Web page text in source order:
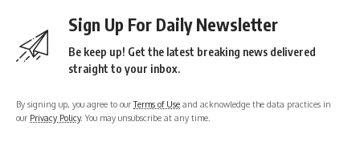
Sign Up For Daily Newsletter
Be keep up! Get the latest breaking news delivered
straight to your inbox.
By signing up, you agree to ourTerms of Use and acknowledge the data practices in
our Privacy Policy. You may unsubscribe at any time.